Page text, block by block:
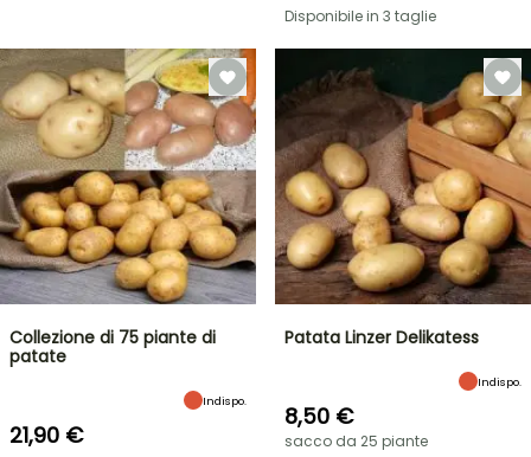
Disponibile in 3 taglie
Collezione di 75 piante di
patate
Indispo.
21,90 €
Patata Linzer Delikatess
Indispo.
8,50 €
sacco da 25 piante